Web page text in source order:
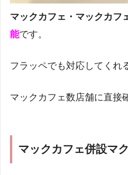
マックカフェ・マックカフ
能です。
フラッペでも対応してくれ
マックカフェ数店舗に直接
マックカフェ併設マ